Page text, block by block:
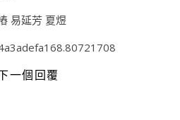
易延芳 夏煜
一個回覆